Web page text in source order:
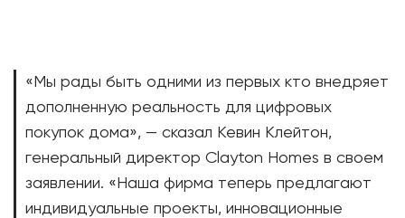
«Мы рады быть одними из первых кто внедряет
дополненную реальность для цифровых
покупок дома», — сказал Кевин Клейтон,
генеральный директор Clayton Homes в своем
заявлении. «Наша фирма теперь предлагают
индивидуальные проекты, инновационные